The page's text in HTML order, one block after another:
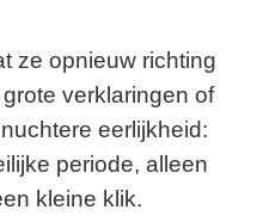
ze opnieuw richting
verklaringen of
eerlijkheid:
periode, alleen
kleine klik.